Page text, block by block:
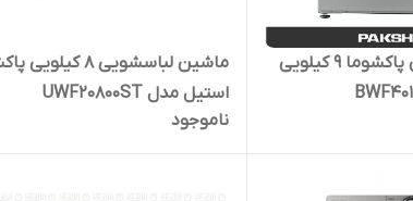
ماشین لباسشویی پاکشوما 9 کیلویی
ماشین لباسشویی 8
استیل مدل UWF20800ST
ناموجود